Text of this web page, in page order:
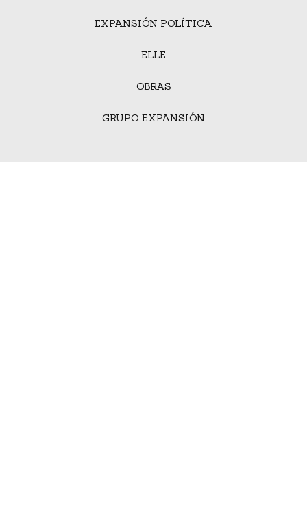
EXPANSIÓN POLÍTICA
ELLE
OBRAS
GRUPO EXPANSIÓN